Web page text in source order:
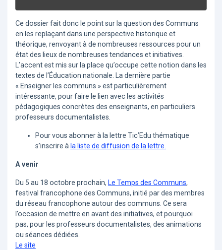
Ce dossier fait donc le point sur la question des Communs
en les replaçant dans une perspective historique et
théorique, renvoyant à de nombreuses ressources pour un
état des lieux de nombreuses tendances et initiatives.
L’accent est mis sur la place qu’occupe cette notion dans les
textes de l’Éducation nationale. La dernière partie
« Enseigner les communs » est particulièrement
intéressante, pour faire le lien avec les activités
pédagogiques concrètes des enseignants, en particuliers
professeurs documentalistes.
Pour vous abonner à la lettre Tic’Edu thématique
s’inscrire à la liste de diffusion de la lettre.
A venir
Du 5 au 18 octobre prochain, Le Temps des Communs,
festival francophone des Communs, initié par des membres
du réseau francophone autour des communs. Ce sera
l’occasion de mettre en avant des initiatives, et pourquoi
pas, pour les professeurs documentalistes, des animations
ou séances dédiées.
Le site